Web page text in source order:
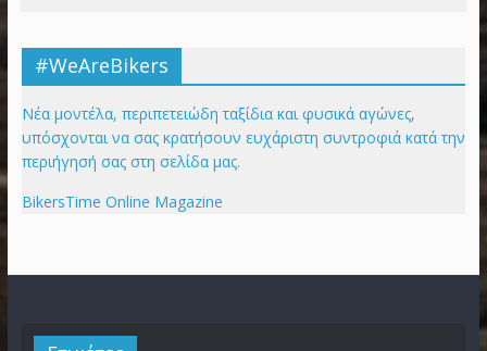
#WeAreBikers
Νέα μοντέλα, περιπετειώδη ταξίδια και φυσικά αγώνες,
υπόσχονται να σας κρατήσουν ευχάριστη συντροφιά κατά την
περιήγησή σας στη σελίδα μας.
BikersTime Online Magazine